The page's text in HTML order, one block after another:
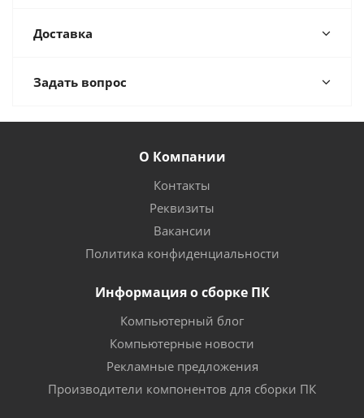
Доставка
Задать вопрос
О Компании
Контакты
Реквизиты
Вакансии
Политика конфиденциальности
Информация о сборке ПК
Компьютерный блог
Компьютерные новости
Рекламные предложения
Производители компонентов для сборки ПК